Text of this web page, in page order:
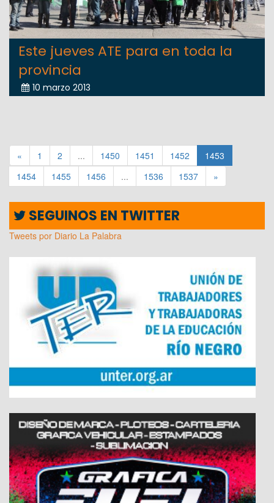
Este jueves ATE para en toda la
provincia
10 marzo 2013
« 1 2 ... 1450 1451 1452
1453
1454
1455 1456 ... 1536 1537 »
SEGUINOS EN TWITTER
Tweets por Diario La Palabra